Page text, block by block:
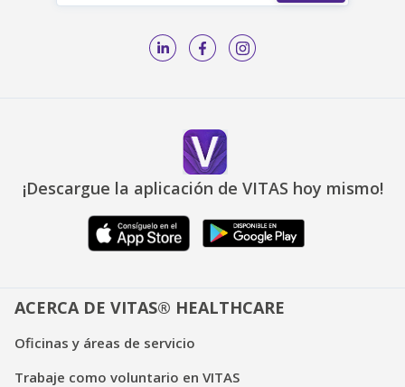
¡Descargue la aplicación de VITAS hoy mismo!
ACERCA DE VITAS® HEALTHCARE
Oficinas y áreas de servicio
Trabaje como voluntario en VITAS